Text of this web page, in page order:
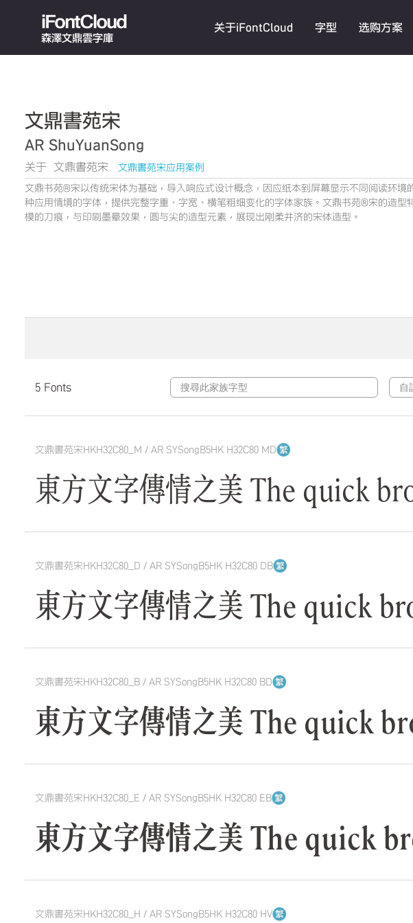
iFontCloud
森澤文鼎雲字庫
关于iFontCloud 字型 选购方案
文鼎書苑宋
AR ShuYuanSong
关于 文鼎書苑宋 文鼎書苑宋应用案例
文鼎书苑®宋以传统宋体为基础，导入响应式设计概念，因应纸本到屏幕显示不同阅读环境
种应用情境的字体，提供完整字重、字宽、横笔粗细变化的字体家族。文鼎书苑®宋的造型
模的刀痕，与印刷墨晕效果，圆与尖的造型元素，展现出刚柔并济的宋体造型。
5 Fonts
文鼎書苑宋HKH32C80_M / AR SYSongB5HK H32C80 MD
東方文字傳情之美 The quick
文鼎書苑宋HKH32C80_D / AR SYSongB5HK H32C80 DB
東方文字傳情之美 The quick
文鼎書苑宋HKH32C80_B / AR SYSongB5HK H32C80 BD
東方文字傳情之美 The quick
文鼎書苑宋HKH32C80_E / AR SYSongB5HK H32C80 EB
東方文字傳情之美 The quick
文鼎書苑宋HKH32C80_H / AR SYSongB5HK H32C80 HV